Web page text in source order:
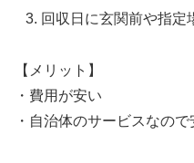
回収日に玄関前や指定
【メリット】
・費用が安い
・自治体のサービスなので